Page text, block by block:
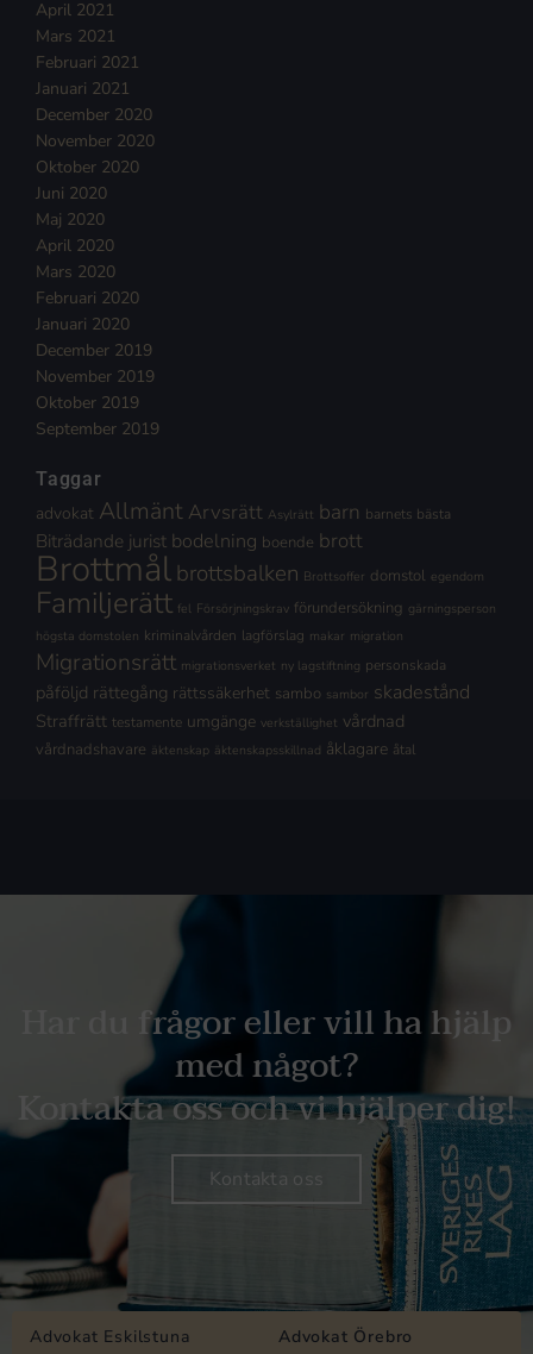
April 2021
Mars 2021
Februari 2021
Januari 2021
December 2020
November 2020
Oktober 2020
Juni 2020
Maj 2020
April 2020
Mars 2020
Februari 2020
Januari 2020
December 2019
November 2019
Oktober 2019
September 2019
Taggar
advokat Allmänt Arvsrätt Asylrätt barn barnets bästa
Biträdande jurist bodelning boende brott
Brottmålbrottsbalken Brottsoffer domstol egendom
Familjerätt fel Försörjningskrav förundersökning gärningsperson
högsta domstolen kriminalvården lagförslag makar migration
Migrationsrätt migrationsverket ny lagstiftning personskada
påföljd rättegång rättssäkerhet sambo sambor skadestånd
Straffrätt testamente umgänge verkställighet vårdnad
vårdnadshavare äktenskap äktenskapsskillnad åklagare åtal
Har du frågor eller vill ha hjälp
med något?
Kontakta oss och vi hjälper dig!
Kontakta oss
Advokat Eskilstuna
Advokat Örebro